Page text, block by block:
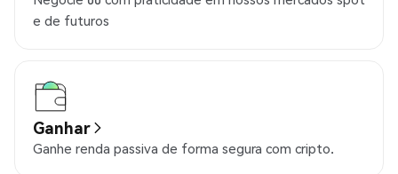
e de futuros
Ganhar
Ganhe renda passiva de forma segura com cripto.